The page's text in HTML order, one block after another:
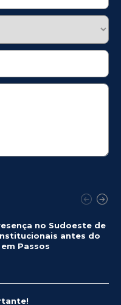
no Sudoeste de
antes do
Passos